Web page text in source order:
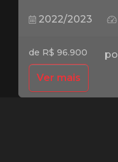
2022/2023
de R$ 96.900
Ver mais